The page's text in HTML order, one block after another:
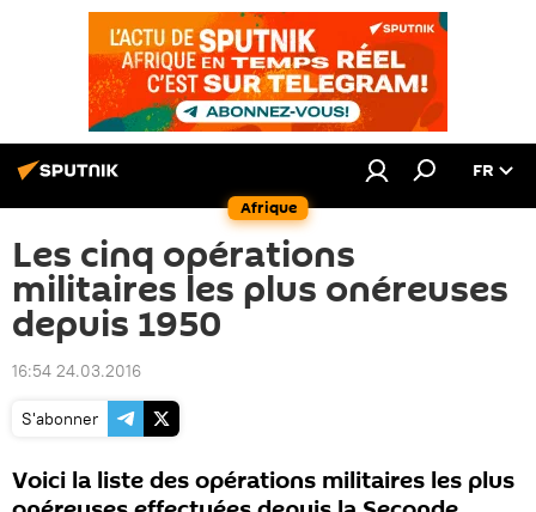
Afrique
FR
Les cinq opérations
militaires les plus onéreuses
depuis 1950
16:54 24.03.2016
S'abonner
Voici la liste des opérations militaires les plus